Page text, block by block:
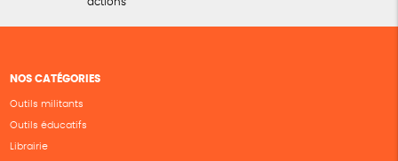
NOS CATÉGORIES
Outils militants
Outils éducatifs
Librairie